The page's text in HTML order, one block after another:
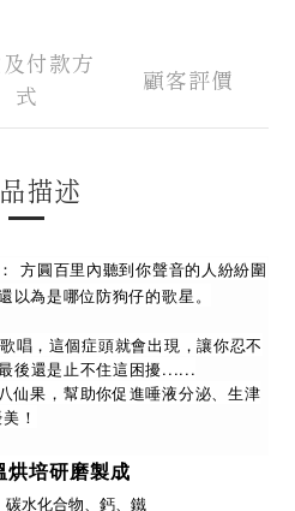
付款方
式
顧客評價
描述
： 方圓百里內聽到你聲音的人紛紛圍
以為是哪位防狗仔的歌星。
唱，這個症頭就會出現，讓你忍不
後還是止不住這困擾......
仙果，幫助你促進唾液分泌、生津
！
烘培研磨製成
碳水化合物、鈣、鐵